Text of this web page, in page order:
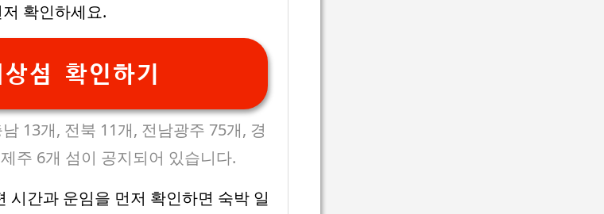
확인하세요.
상섬 확인하기
13개, 전북 11개, 전남광주 75개, 경
주 6개 섬이 공지되어 있습니다.
시간과 운임을 먼저 확인하면 숙박 일